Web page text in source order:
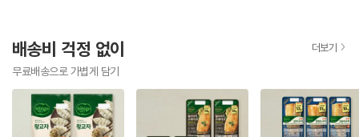
배송비 걱정 없이
무료배송으로 가볍게 담기
더보기